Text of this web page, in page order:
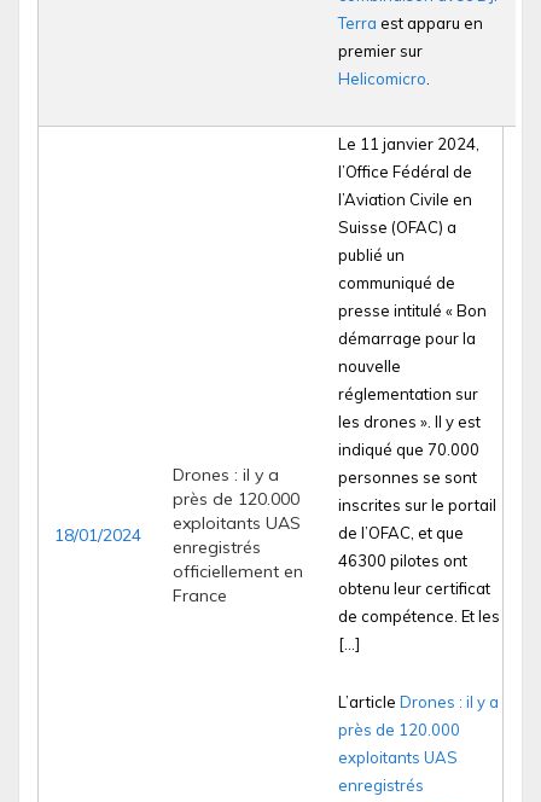
Terra est apparu en
premier sur
Helicomicro
18/01/2024
Drones : il y a
près de 120.000
exploitants UAS
enregistrés
officiellement en
France
Le 11 janvier 2024,
l’Office Fédéral de
l’Aviation Civile en
Suisse (OFAC) a
publié un
communiqué de
presse intitulé « Bon
démarrage pour la
nouvelle
réglementation sur
les drones ». Il y est
indiqué que 70.000
personnes se sont
inscrites sur le portail
de l’OFAC, et que
46300 pilotes ont
obtenu leur certificat
de compétence. Et les
[…]
L’article Drones : il y a
près de 120.000
exploitants UAS
enregistrés